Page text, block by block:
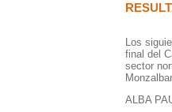
Los
final del
sector
ALBA